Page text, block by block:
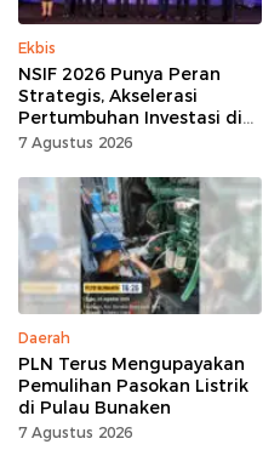
Ekbis
NSIF 2026 Punya Peran
Strategis, Akselerasi
Pertumbuhan Investasi di
Sulut
7 Agustus 2026
Daerah
PLN Terus Mengupayakan
Pemulihan Pasokan Listrik
di Pulau Bunaken
7 Agustus 2026